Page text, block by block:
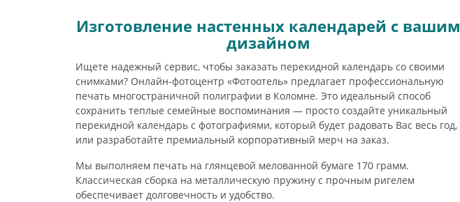
Изготовление настенных календарей с вашим
дизайном
Ищете надежный сервис, чтобы заказать перекидной календарь со своими
снимками? Онлайн-фотоцентр «Фотоотель» предлагает профессиональную
печать многостраничной полиграфии в Коломне. Это идеальный способ
сохранить теплые семейные воспоминания — просто создайте уникальный
перекидной календарь с фотографиями, который будет радовать Вас весь год,
или разработайте премиальный корпоративный мерч на заказ.
Мы выполняем печать на глянцевой мелованной бумаге 170 грамм.
Классическая сборка на металлическую пружину с прочным ригелем
обеспечивает долговечность и удобство.